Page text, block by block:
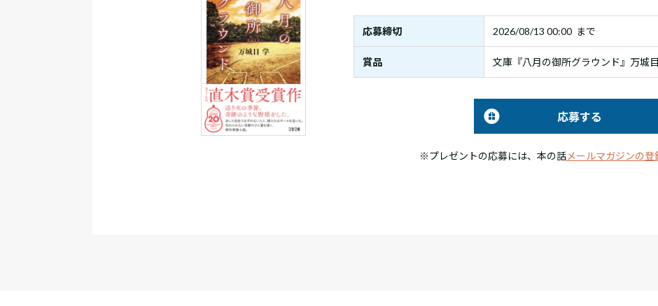
応募締切 2026/08/13 00:00 まで
賞品 文庫『八月の御所グラウンド』万
応募する
※プレゼントの応募には、本の話メールマガジンの登